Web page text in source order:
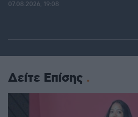
07.08.2026, 19:08
Δείτε Επίσης